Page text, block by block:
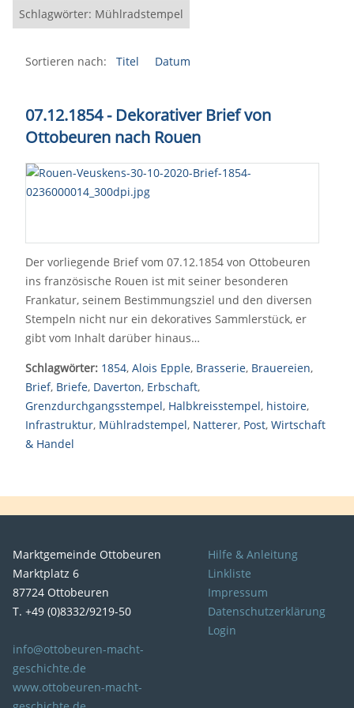
Schlagwörter: Mühlradstempel
Sortieren nach: Titel Datum
07.12.1854 - Dekorativer Brief von
Ottobeuren nach Rouen
Der vorliegende Brief vom 07.12.1854 von Ottobeuren
ins französische Rouen ist mit seiner besonderen
Frankatur, seinem Bestimmungsziel und den diversen
Stempeln nicht nur ein dekoratives Sammlerstück, er
gibt vom Inhalt darüber hinaus…
Schlagwörter: 1854, Alois Epple, Brasserie, Brauereien,
Brief, Briefe, Daverton, Erbschaft,
Grenzdurchgangsstempel, Halbkreisstempel, histoire,
Infrastruktur, Mühlradstempel, Natterer, Post, Wirtschaft
& Handel
Marktgemeinde Ottobeuren
Marktplatz 6
87724 Ottobeuren
T. +49 (0)8332/9219-50
info@ottobeuren-macht-
geschichte.de
www.ottobeuren-macht-
Hilfe & Anleitung
Linkliste
Impressum
Datenschutzerklärung
Login